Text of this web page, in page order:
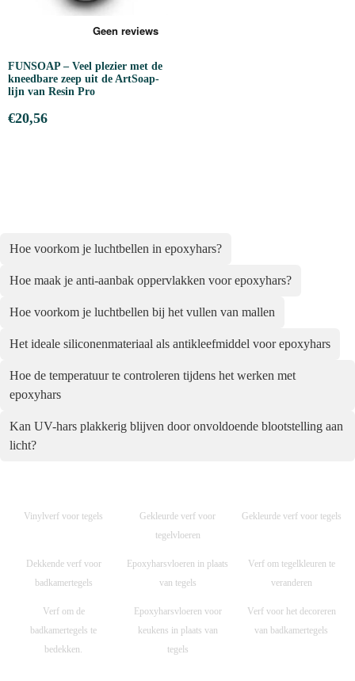
FUNSOAP – Veel plezier met de
kneedbare zeep uit de ArtSoap-
lijn van Resin Pro
€20,56
Hoe voorkom je luchtbellen in epoxyhars?
Hoe maak je anti-aanbak oppervlakken voor epoxyhars?
Hoe voorkom je luchtbellen bij het vullen van mallen
Het ideale siliconenmateriaal als antikleefmiddel voor epoxyhars
Hoe de temperatuur te controleren tijdens het werken met
epoxyhars
Kan UV-hars plakkerig blijven door onvoldoende blootstelling aan
licht?
Vinylverf voor tegels
Gekleurde verf voor
tegelvloeren
Gekleurde verf voor tegels
Dekkende verf voor
badkamertegels
Epoxyharsvloeren in plaats
van tegels
Verf om tegelkleuren te
veranderen
Verf om de
badkamertegels te
bedekken.
Epoxyharsvloeren voor
keukens in plaats van
tegels
Verf voor het decoreren
van badkamertegels